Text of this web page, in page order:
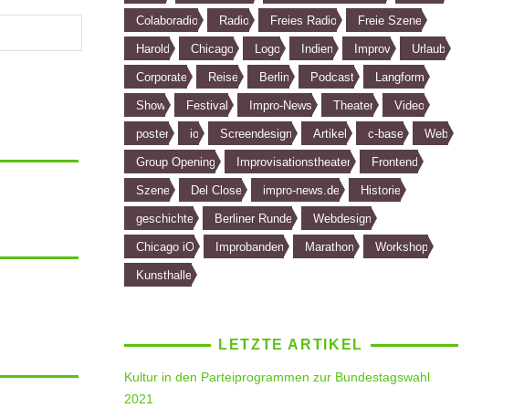
Colaboradio Radio Freies Radio Freie Szene
Harold Chicago Logo Indien Improv Urlaub
Corporate Reise Berlin Podcast Langform
Show Festival Impro-News Theater Video
poster io Screendesign Artikel c-base Web
Group Opening Improvisationstheater Frontend
Szene Del Close impro-news.de Historie
geschichte Berliner Runde Webdesign
Chicago iO Improbanden Marathon Workshop
Kunsthalle
LETZTE ARTIKEL
Kultur in den Parteiprogrammen zur Bundestagswahl
2021